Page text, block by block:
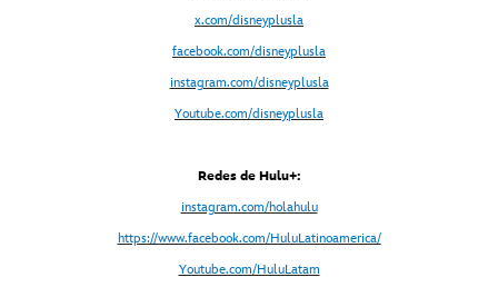
x.com/disneyplusla
facebook.com/disneyplusla
instagram.com/disneyplusla
Youtube.com/disneyplusla
Redes de Hulu+:
instagram.com/holahulu
https://www.facebook.com/HuluLatinoamerica/
Youtube.com/HuluLatam